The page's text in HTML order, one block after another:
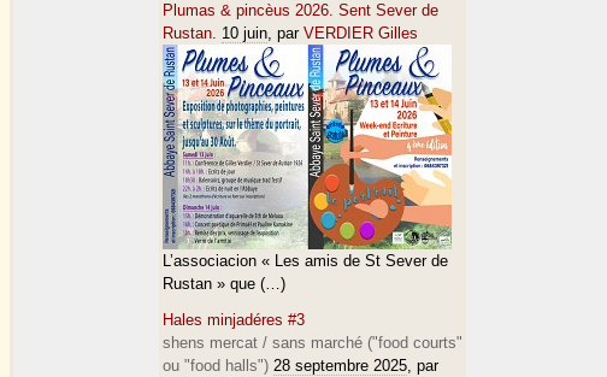
Plumas & pincèus 2026. Sent Sever de
Rustan. 10 juin, par VERDIER Gilles
L’associacion « Les amis de St Sever de
Rustan » que (…)
Hales minjadéres #3
shens mercat / sans marché ("food courts"
ou "food halls") 28 septembre 2025, par